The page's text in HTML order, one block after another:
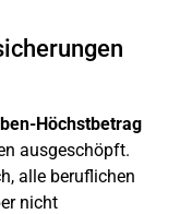
Höchstbetrag
ausgeschöpft.
alle beruflichen
nicht